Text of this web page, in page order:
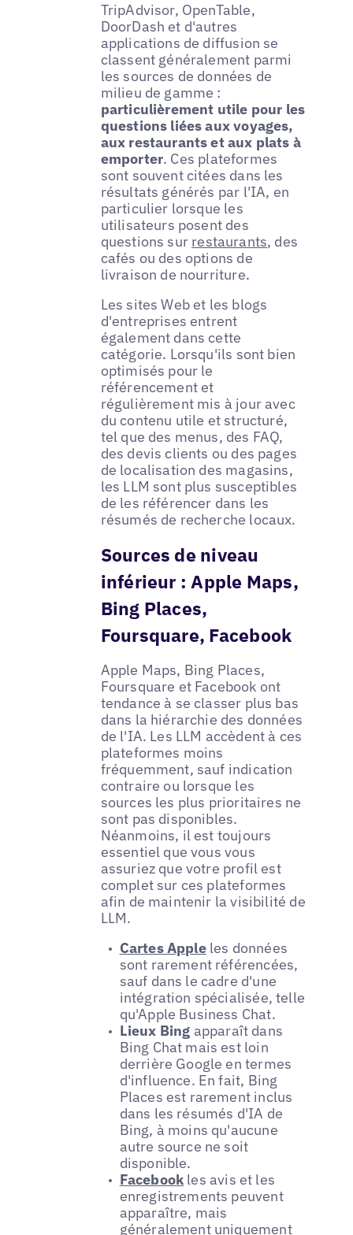
TripAdvisor, OpenTable,
DoorDash et d'autres
applications de diffusion se
classent généralement parmi
les sources de données de
milieu de gamme :
particulièrement utile pour les
questions liées aux voyages,
aux restaurants et aux plats à
emporter. Ces plateformes
sont souvent citées dans les
résultats générés par l'IA, en
particulier lorsque les
utilisateurs posent des
questions sur restaurants, des
cafés ou des options de
livraison de nourriture.
Les sites Web et les blogs
d'entreprises entrent
également dans cette
catégorie. Lorsqu'ils sont bien
optimisés pour le
référencement et
régulièrement mis à jour avec
du contenu utile et structuré,
tel que des menus, des FAQ,
des devis clients ou des pages
de localisation des magasins,
les LLM sont plus susceptibles
de les référencer dans les
résumés de recherche locaux.
Sources de niveau
inférieur : Apple Maps,
Bing Places,
Foursquare, Facebook
Apple Maps, Bing Places,
Foursquare et Facebook ont
tendance à se classer plus bas
dans la hiérarchie des données
de l'IA. Les LLM accèdent à ces
plateformes moins
fréquemment, sauf indication
contraire ou lorsque les
sources les plus prioritaires ne
sont pas disponibles.
Néanmoins, il est toujours
essentiel que vous vous
assuriez que votre profil est
complet sur ces plateformes
afin de maintenir la visibilité de
LLM.
Cartes Appleles données
sont rarement référencées,
sauf dans le cadre d'une
intégration spécialisée, telle
qu'Apple Business Chat.
Lieux Bing apparaît dans
Bing Chat mais est loin
derrière Google en termes
d'influence. En fait, Bing
Places est rarement inclus
dans les résumés d'IA de
Bing, à moins qu'aucune
autre source ne soit
disponible.
Facebook les avis et les
enregistrements peuvent
apparaître, mais
généralement uniquement